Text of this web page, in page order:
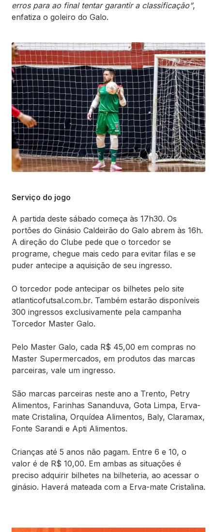
erros para ao final tentar garantir a classificação”,
enfatiza o goleiro do Galo.
Serviço do jogo
A partida deste sábado começa às 17h30. Os
portões do Ginásio Caldeirão do Galo abrem às 16h.
A direção do Clube pede que o torcedor se
programe, chegue mais cedo para evitar filas e se
puder antecipe a aquisição de seu ingresso.
O torcedor pode antecipar os bilhetes pelo site
atlanticofutsal.com.br. Também estarão disponíveis
300 ingressos exclusivamente pela campanha
Torcedor Master Galo.
Pelo Master Galo, cada R$ 45,00 em compras no
Master Supermercados, em produtos das marcas
parceiras, vale um ingresso.
São marcas parceiras neste ano a Trento, Petry
Alimentos, Farinhas Sananduva, Gota Limpa, Erva-
mate Cristalina, Orquídea Alimentos, Baly, Claramax,
Fonte Sarandi e Apti Alimentos.
Crianças até 5 anos não pagam. Entre 6 e 10, o
valor é de R$ 10,00. Em ambas as situações é
preciso adquirir bilhetes na bilheteria, ao acessar o
ginásio. Haverá mateada com a Erva-mate Cristalina.